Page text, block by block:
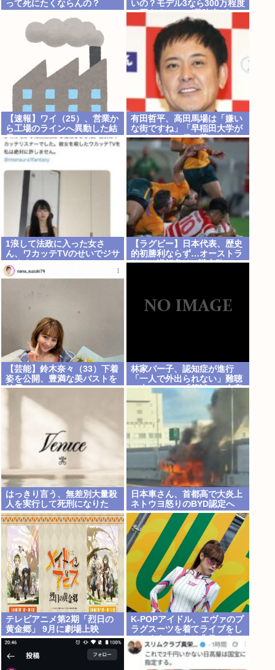
って死にたくならんの？
いの？モデル3なら300万程度
で買える.コスパ最強車がここ
にあるのに
【速報】ワイ（25）、営業か
ら工場のラインへ異動した結
果・・・・・・
有田哲平、高田馬場は「嫌い
な街ですね」「早稲田大学が
ございます、僕は落ちました
ので」
1浪して法政に入った女さ
ん、ワカッテTVのせいでジサ
ツする
【ラグビー】日本代表、歴史
的初勝利ならず…オーストラ
リアに逆転負け 8戦全敗
【芸能】鈴木奈々（33）下着
姿を公開、豊満な美バストを
披露
林家パー子、認知症が進行
「一人で外出られない」難聴
で夫・ペーと「筆談」…自宅
全焼から約1年
はっきり言う、無差別大量殺
人を実行して死刑になりた
い。
日本車さん、首都高で大炎上
ネトウヨ怒りのBYD認定へ
テレビアニメ第2期「烈日の
黄金郷」 9月に劇場上映
K-POPアイドル、エヴァのプ
ラグスーツを着てライブをし
てしまう…これは非常にえち
ち